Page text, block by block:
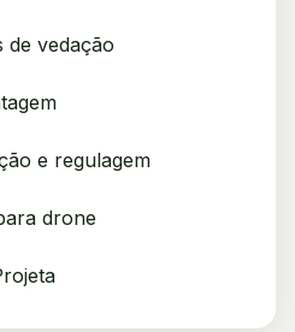
de vedação
e regulagem
drone